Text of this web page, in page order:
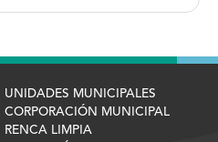
UNIDADES MUNICIPALES
CORPORACIÓN MUNICIPAL
RENCA LIMPIA